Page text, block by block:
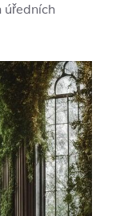
úředních